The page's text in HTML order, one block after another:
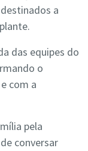
a
das equipes do
o
com a
pela
conversar